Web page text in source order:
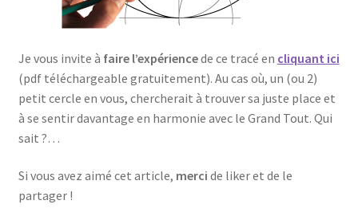
Je vous invite à faire l’expériencede ce tracé en cliquant ici
(pdf téléchargeable gratuitement). Au cas où, un (ou 2)
petit cercle en vous, chercherait à trouver sa juste place et
à se sentir davantage en harmonie avec le Grand Tout. Qui
sait ?…
Si vous avez aimé cet article, merci de liker et de le
partager !